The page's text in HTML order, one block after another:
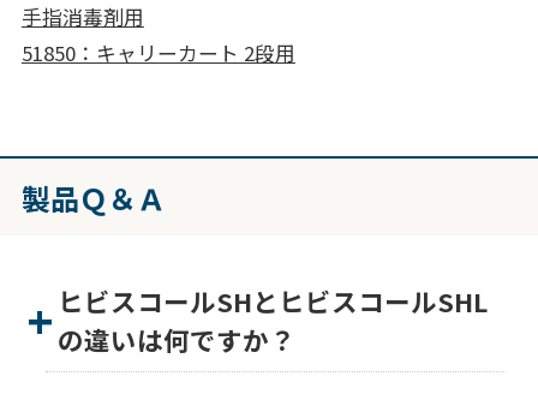
手指消毒剤用
51850：キャリーカート 2段用
製品Ｑ＆Ａ
ヒビスコールSHとヒビスコールSHL
の違いは何ですか？